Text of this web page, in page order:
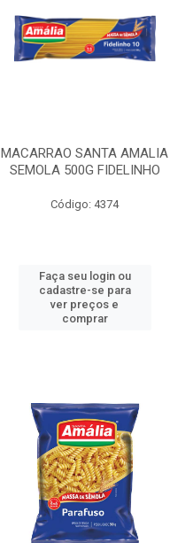
MACARRAO SANTA AMALIA
SEMOLA 500G FIDELINHO
Código: 4374
Faça seu login ou
cadastre-se para
ver preços e
comprar